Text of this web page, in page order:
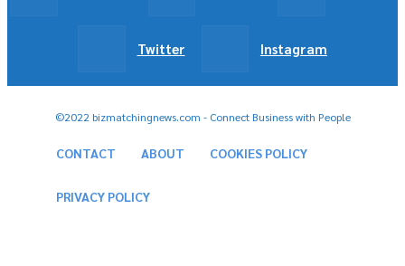
Twitter Instagram
©2022 bizmatchingnews.com - Connect Business with People
CONTACT ABOUT COOKIES POLICY
PRIVACY POLICY